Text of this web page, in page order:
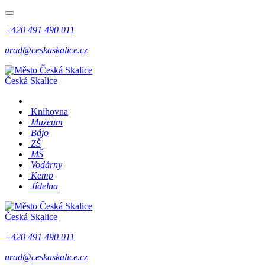
+420 491 490 011
urad@ceskaskalice.cz
Česká Skalice
Knihovna
Muzeum
Bájo
ZŠ
MŠ
Vodárny
Kemp
Jídelna
Česká Skalice
+420 491 490 011
urad@ceskaskalice.cz